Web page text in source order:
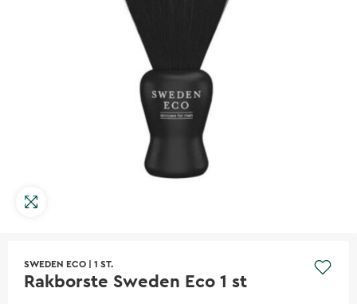
SWEDEN ECO 1 ST.
Rakborste Sweden Eco 1 st